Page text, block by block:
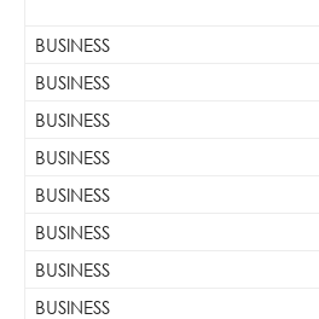
BUSINESS
BUSINESS
BUSINESS
BUSINESS
BUSINESS
BUSINESS
BUSINESS
BUSINESS